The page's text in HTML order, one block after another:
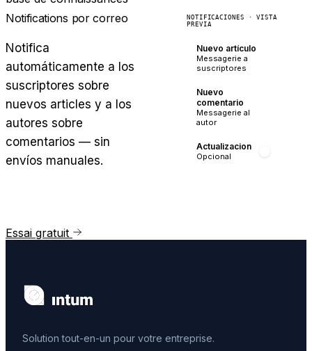
Notifications por correo
Notifica
automáticamente a los
suscriptores sobre
nuevos articles y a los
autores sobre
comentarios — sin
envíos manuales.
Essai gratuit
NOTIFICACIONES · VISTA
PREVIA
Nuevo artículo
Messagerie a
suscriptores
Nuevo
comentario
Messagerie al
autor
Actualizacion
Opcional
Solution tout-en-un pour votre entreprise.